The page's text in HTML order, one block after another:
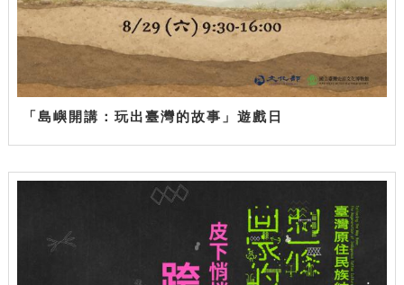
「島嶼開講：玩出臺灣的故事」遊戲日